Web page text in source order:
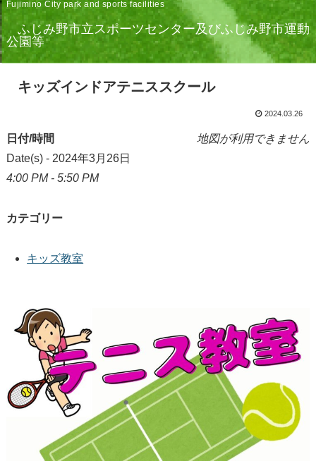
Fujimino City park and sports facilities
ふじみ野市立スポーツセンター及びふじみ野市運動
公園等
キッズインドアテニススクール
2024.03.26
地図が利用できません
日付/時間
Date(s) - 2024年3月26日
4:00 PM - 5:50 PM
カテゴリー
キッズ教室